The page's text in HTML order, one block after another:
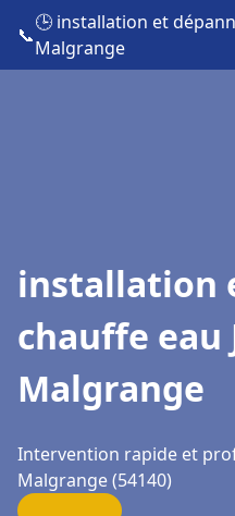
📞
🕒 installation et
Malgrange
installation
chauffe eau
Malgrange
Intervention rapide et
Malgrange (54140)